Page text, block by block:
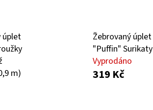
úplet
m)
Žebrovaný úplet
"Puffin" Surikaty
Vyprodáno
319 Kč
"PUFFIN" 250G -